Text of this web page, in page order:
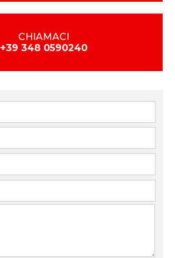
CHIAMACI
+39 348 0590240